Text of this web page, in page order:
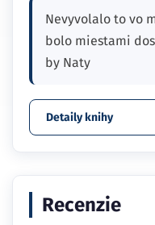
Nevyvolalo to vo
bolo miestami
by Naty
Detaily knihy
Recenzie